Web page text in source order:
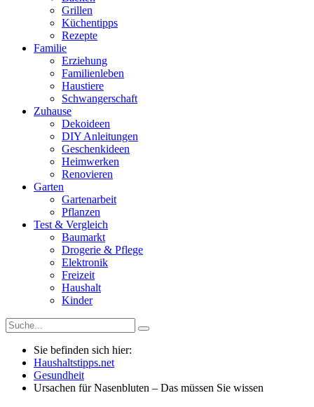
Grillen
Küchentipps
Rezepte
Familie
Erziehung
Familienleben
Haustiere
Schwangerschaft
Zuhause
Dekoideen
DIY Anleitungen
Geschenkideen
Heimwerken
Renovieren
Garten
Gartenarbeit
Pflanzen
Test & Vergleich
Baumarkt
Drogerie & Pflege
Elektronik
Freizeit
Haushalt
Kinder
Sie befinden sich hier:
Haushaltstipps.net
Gesundheit
Ursachen für Nasenbluten – Das müssen Sie wissen